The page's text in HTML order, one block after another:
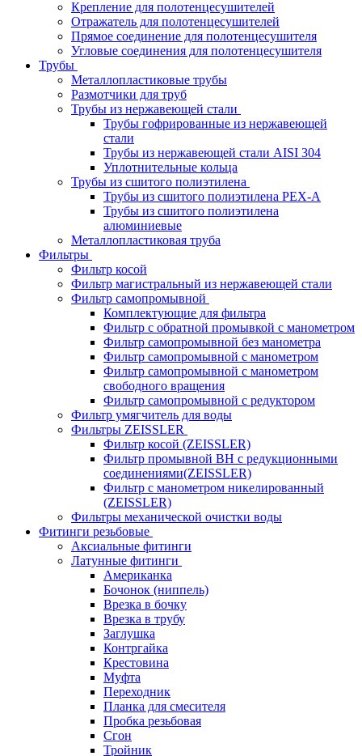
Крепление для полотенцесушителей
Отражатель для полотенцесушителей
Прямое соединение для полотенцесушителя
Угловые соединения для полотенцесушителя
Трубы
Металлопластиковые трубы
Размотчики для труб
Трубы из нержавеющей стали
Трубы гофрированные из нержавеющей
стали
Трубы из нержавеющей стали AISI 304
Уплотнительные кольца
Трубы из сшитого полиэтилена
Трубы из сшитого полиэтилена PEX-A
Трубы из сшитого полиэтилена
алюминиевые
Металлопластиковая труба
Фильтры
Фильтр косой
Фильтр магистральный из нержавеющей стали
Фильтр самопромывной
Комплектующие для фильтра
Фильтр с обратной промывкой c манометром
Фильтр самопромывной без манометра
Фильтр самопромывной с манометром
Фильтр самопромывной с манометром
свободного вращения
Фильтр самопромывной с редуктором
Фильтр умягчитель для воды
Фильтры ZEISSLER
Фильтр косой (ZEISSLER)
Фильтр промывной ВН с редукционными
соединениями(ZEISSLER)
Фильтр с манометром никелированный
(ZEISSLER)
Фильтры механической очистки воды
Фитинги резьбовые
Аксиальные фитинги
Латунные фитинги
Американка
Бочонок (ниппель)
Врезка в бочку
Врезка в трубу
Заглушка
Контргайка
Крестовина
Муфта
Переходник
Планка для смесителя
Пробка резьбовая
Сгон
Тройник